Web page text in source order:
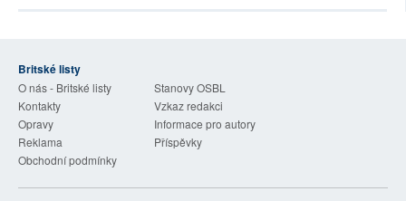
Britské listy
O nás - Britské listy
Stanovy OSBL
Kontakty
Vzkaz redakci
Opravy
Informace pro autory
Reklama
Příspěvky
Obchodní podmínky